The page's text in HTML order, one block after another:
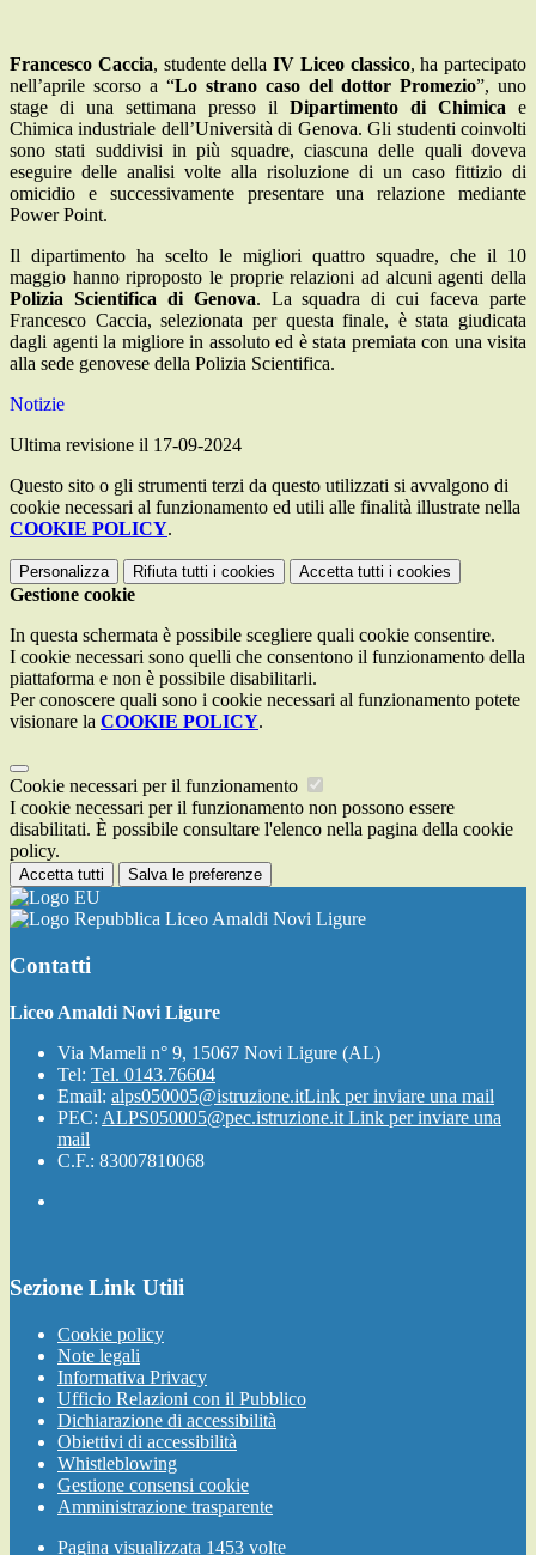
Francesco Caccia, studente della IV Liceo classico, ha partecipato
nell’aprile scorso a “Lo strano caso del dottor Promezio”, uno
stage di una settimana presso il Dipartimento di Chimica e
Chimica industriale dell’Università di Genova. Gli studenti coinvolti
sono stati suddivisi in più squadre, ciascuna delle quali doveva
eseguire delle analisi volte alla risoluzione di un caso fittizio di
omicidio e successivamente presentare una relazione mediante
Power Point.
Il dipartimento ha scelto le migliori quattro squadre, che il 10
maggio hanno riproposto le proprie relazioni ad alcuni agenti della
Polizia Scientifica di Genova. La squadra di cui faceva parte
Francesco Caccia, selezionata per questa finale, è stata giudicata
dagli agenti la migliore in assoluto ed è stata premiata con una visita
alla sede genovese della Polizia Scientifica.
Notizie
Ultima revisione il 17-09-2024
Questo sito o gli strumenti terzi da questo utilizzati si avvalgono di
cookie necessari al funzionamento ed utili alle finalità illustrate nella
COOKIE POLICY.
Personalizza Rifiuta tutti i cookies Accetta tutti i cookies
Gestione cookie
In questa schermata è possibile scegliere quali cookie consentire.
I cookie necessari sono quelli che consentono il funzionamento della
piattaforma e non è possibile disabilitarli.
Per conoscere quali sono i cookie necessari al funzionamento potete
visionare la COOKIE POLICY.
Cookie necessari per il funzionamento
I cookie necessari per il funzionamento non possono essere
disabilitati. È possibile consultare l'elenco nella pagina della cookie
policy.
Accetta tutti Salva le preferenze
Liceo Amaldi Novi Ligure
Contatti
Liceo Amaldi Novi Ligure
Via Mameli n° 9, 15067 Novi Ligure (AL)
Tel: Tel. 0143.76604
Email: alps050005@istruzione.itLink per inviare una mail
PEC: ALPS050005@pec.istruzione.it Link per inviare una
mail
C.F.: 83007810068
Sezione Link Utili
Cookie policy
Note legali
Informativa Privacy
Ufficio Relazioni con il Pubblico
Dichiarazione di accessibilità
Obiettivi di accessibilità
Whistleblowing
Gestione consensi cookie
Amministrazione trasparente
Pagina visualizzata 1453 volte